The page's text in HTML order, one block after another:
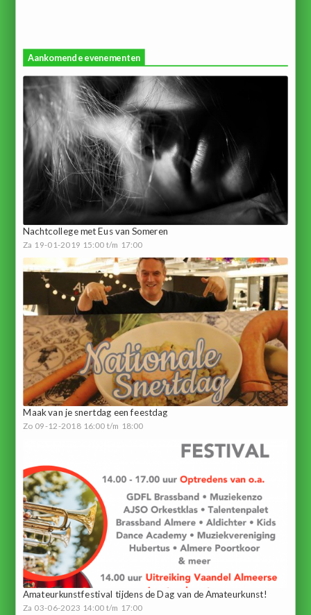
Aankomende evenementen
Nachtcollege met Eus van Someren
Za 19-01-2019 15:00 t/m 17:00
Maak van je snertdag een feestdag
Zo 09-12-2018 16:00 t/m 18:00
Amateurkunstfestival tijdens de Dag van de Amateurkunst!
Za 03-06-2023 14:00 t/m 17:00